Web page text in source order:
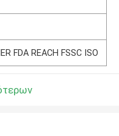
FDA REACH FSSC ISO